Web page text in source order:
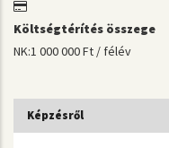
Költségtérítés összege
NK:1 000 000 Ft / félév
Képzésről